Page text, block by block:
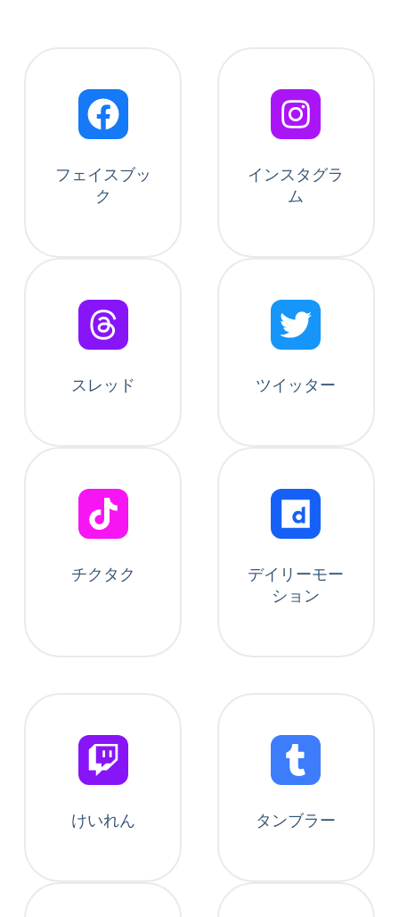
フェイスブッ
ク
インスタグラ
ム
スレッド ツイッター
チクタク
デイリーモー
ション
けいれん タンブラー